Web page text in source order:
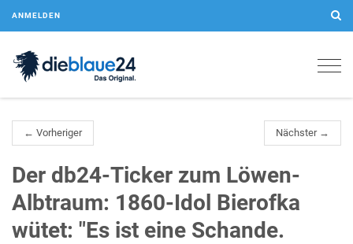
ANMELDEN
← Vorheriger Nächster →
Der db24-Ticker zum Löwen-
Albtraum: 1860-Idol Bierofka
wütet: "Es ist eine Schande.